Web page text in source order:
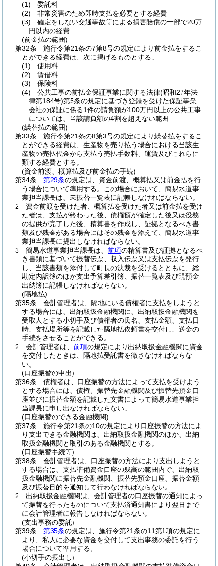
(1)
委託料
(2)
非常災害のため即時支払を必要とする経費
(3)
確定をしない交通事故等による損害賠償の一部で20万
円以内の経費
(前金払の範囲)
第32条
施行令第21条の7第8号の規定により前金払をするこ
とができる経費は、次に掲げるものとする。
(1)
使用料
(2)
賃借料
(3)
保険料
(4)
公共工事の前払金保証事業に関する法律(昭和27年法
律第184号)第5条の規定に基づき登録を受けた保証事業
会社の保証に係る1件の請負額が100万円以上の公共工事
については、当該請負額の4割を超えない範囲
(繰替払の範囲)
第33条
施行令第21条の8第3号の規定により繰替払をするこ
とができる経費は、生産物を売り払う場合における当該生
産物の売払代金から支払う売払手数料、運賃及びこれらに
類する経費とする。
(資金前渡、概算払及び前金払の手続)
第34条
第29条の規定は、資金前渡、概算払又は前金払を行
う場合について準用する。
この場合において、簡易水道事
業担当課長は、未振替一覧表に記帳しなければならない。
2
資金前渡を受けた者、概算払を受けた者又は前金払を受け
た者は、支払が終わった後、債権額が確定した後又は役務
の提供が完了した後、精算書を作成し、証拠となるべき書
類及び残金がある場合にはその残金を添えて、簡易水道事
業担当課長に提出しなければならない。
3
簡易水道事業担当課長は、 前項の精算書及び証拠となるべ
き書類に基づいて振替伝票、収入伝票又は支払伝票を発行
し、当該書類を添付して町長の決裁を受けるとともに、総
勘定内訳簿のほか支出予算差引簿、振替一覧表及び現預金
出納簿に記帳しなければならない。
(隔地払)
第35条
会計管理者は、隔地にいる債権者に支払をしようと
する場合には、出納取扱金融機関に、出納取扱金融機関を
受取人とする小切手及び債権者の氏名、支払金額、支払日
時、支払場所等を記載した隔地払依頼書を交付し、送金の
手続をさせることができる。
2
会計管理者は、 前項の規定により出納取扱金融機関に資金
を交付したときは、隔地払受託書を徴さなければならな
い。
(口座振替の申出)
第36条
債権者は、口座振替の方法によって支払を受けよう
とする場合には、債権、振替先金融機関及び振替先預金口
座並びに振替金額を記載した文書によって簡易水道事業担
当課長に申し出なければならない。
(口座振替のできる金融機関)
第37条
施行令第21条の10の規定により口座振替の方法によ
り支出できる金融機関は、出納取扱金融機関のほか、出納
取扱金融機関と取引のある金融機関とする。
(口座振替手続等)
第38条
会計管理者は、口座振替の方法により支出しようと
する場合は、支払準備資金口座の残高の範囲内で、出納取
扱金融機関に振替先金融機関、振替先預金口座、振替金額
及び振替目的を通知して行わなければならない。
2
出納取扱金融機関は、会計管理者の口座振替の通知によっ
て振替を行ったものについて支払済通知書により翌日まで
に会計管理者に報告しなければならない。
(支出事務の委託)
第39条
第35条の規定は、施行令第21条の11第1項の規定に
より、私人に必要な資金を交付して支出事務の委託を行う
場合について準用する。
(小切手の振出し)